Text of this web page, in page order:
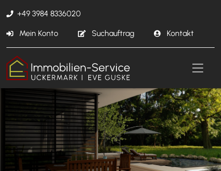
+49 3984 8336020
Mein Konto Suchauftrag Kontakt